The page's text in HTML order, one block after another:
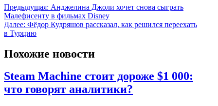
Предыдущая: Анджелина Джоли хочет снова сыграть
Малефисенту в фильмах Disney
Далее: Фёдор Кудряшов рассказал, как решился переехать
в Турцию
Похожие новости
Steam Machine стоит дороже $1 000:
что говорят аналитики?